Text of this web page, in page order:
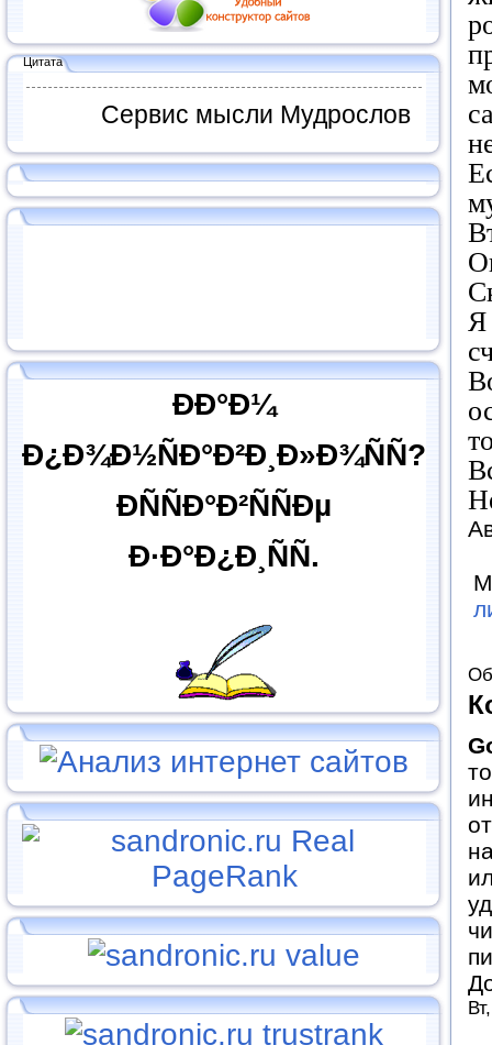
Цитата
Сервис мысли Мудрослов
ÐÐ°Ð¼
Ð¿Ð¾Ð½ÑÐ°Ð²Ð¸Ð»Ð¾ÑÑ?
ÐÑÑÐ°Ð²ÑÑÐµ
Ð·Ð°Ð¿Ð¸ÑÑ.
Я